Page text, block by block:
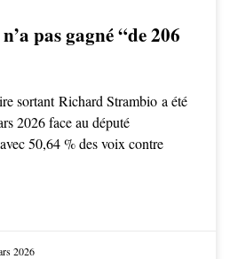
pas gagné “de 206
sortant Richard Strambio a été
2026 face au député
50,64 % des voix contre
2026